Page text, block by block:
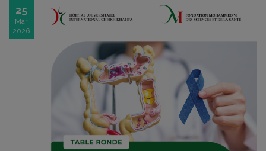
25
Mar
2026